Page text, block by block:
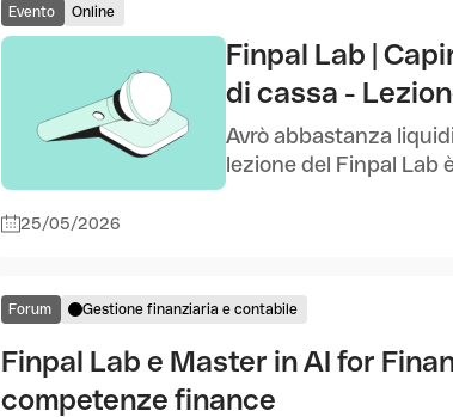
Evento Online
Finpal Lab |
di cassa -
Avrò abbastanza
lezione del Finpal Lab
25/05/2026
Forum Gestione finanziaria e contabile
Finpal Lab e Master in AI for
competenze finance